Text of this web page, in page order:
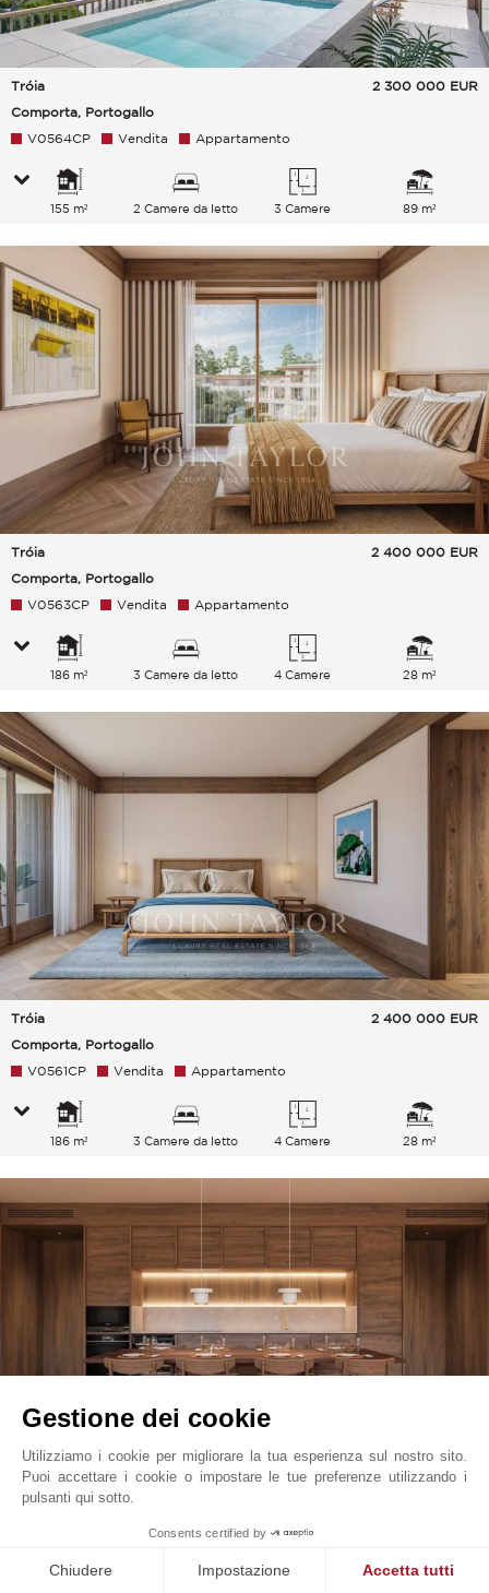
Tróia
Comporta, Portogallo
2 300 000 EUR
V0564CP Vendita Appartamento
155 m² 2 Camere da letto 3 Camere 89 m²
Tróia
Comporta, Portogallo
2 400 000 EUR
V0563CP Vendita Appartamento
186 m² 3 Camere da letto 4 Camere 28 m²
Tróia
Comporta, Portogallo
2 400 000 EUR
V0561CP Vendita Appartamento
186 m² 3 Camere da letto 4 Camere 28 m²
Tróia
Comporta, Portogallo
2 300 000 EUR
Vendita Appartamento
Gestione dei cookie
Utilizziamo i cookie per migliorare la tua esperienza sul nostro sito.
Puoi accettare i cookie o impostare le tue preferenze utilizzando i
pulsanti qui sotto.
Consents certified by
Chiudere Impostazione Accetta tutti